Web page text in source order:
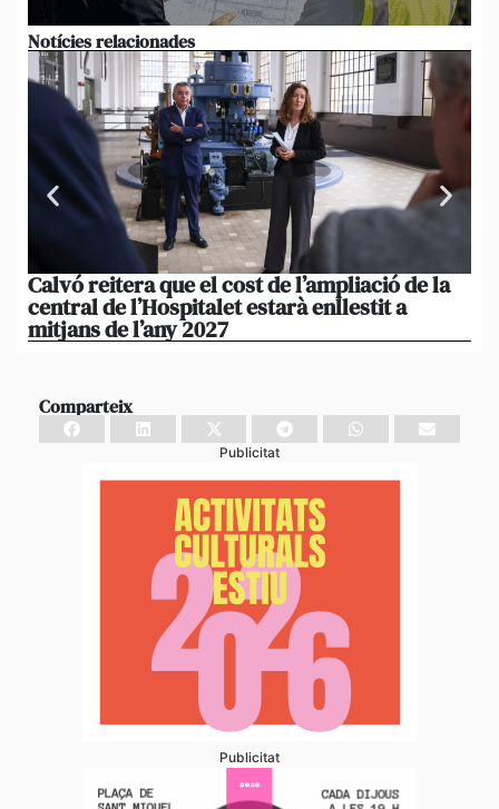
Notícies relacionades
Calvó reitera que el cost de l’ampliació de la
central de l’Hospitalet estarà enllestit a
mitjans de l’any 2027
Comparteix
Publicitat
Publicitat